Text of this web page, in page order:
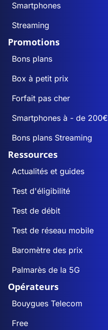
Smartphones
Streaming
Promotions
Bons plans
Box à petit prix
Forfait pas cher
Smartphones à - de 200€
Bons plans Streaming
Ressources
Actualités et guides
Test d'éligibilité
Test de débit
Test de réseau mobile
Baromètre des prix
Palmarès de la 5G
Opérateurs
Bouygues Telecom
Free